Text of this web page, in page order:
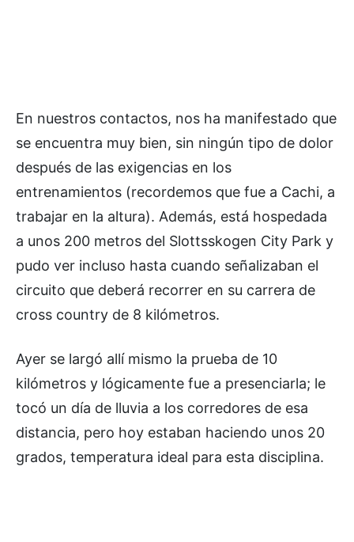
En nuestros contactos, nos ha manifestado que
se encuentra muy bien, sin ningún tipo de dolor
después de las exigencias en los
entrenamientos (recordemos que fue a Cachi, a
trabajar en la altura). Además, está hospedada
a unos 200 metros del Slottsskogen City Park y
pudo ver incluso hasta cuando señalizaban el
circuito que deberá recorrer en su carrera de
cross country de 8 kilómetros.
Ayer se largó allí mismo la prueba de 10
kilómetros y lógicamente fue a presenciarla; le
tocó un día de lluvia a los corredores de esa
distancia, pero hoy estaban haciendo unos 20
grados, temperatura ideal para esta disciplina.